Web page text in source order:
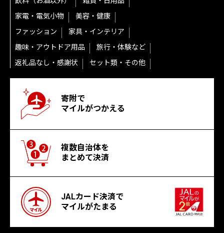
家電・電気小物
美容・健康
ファッション
家具・インテリア
趣味・アウトドア用品
旅行・体験など
返礼品なし・感謝状
セット類・その他
寄附で
マイルがつかえる
複数自治体を
まとめて決済
JALカード決済で
マイルがたまる